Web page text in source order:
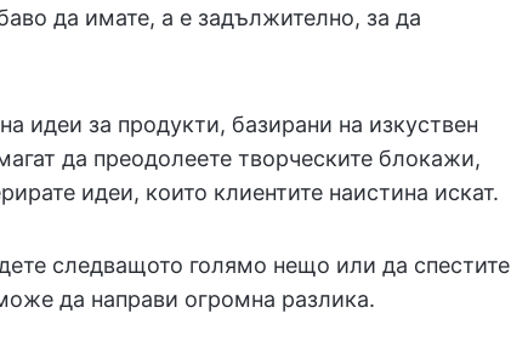
да имате, а е задължително, за да
идеи за продукти, базирани на изкуствен
да преодолеете творческите блокажи,
идеи, които клиентите наистина искат.
следващото голямо нещо или да спестите
да направи огромна разлика.